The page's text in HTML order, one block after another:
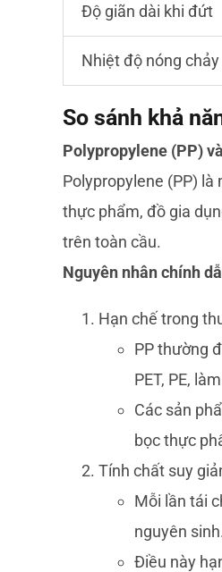
Độ giãn dài khi đứt
Nhiệt độ nóng chảy
So sánh khả
Polypropylene (PP)
Polypropylene (PP)
thực phẩm, đồ gia
trên toàn cầu.
Nguyên nhân chính
Hạn chế trong
PP thường
PET, PE,
Các sản
bọc thực
Tính chất suy
Mỗi lần tái
nguyên sinh.
Điều này